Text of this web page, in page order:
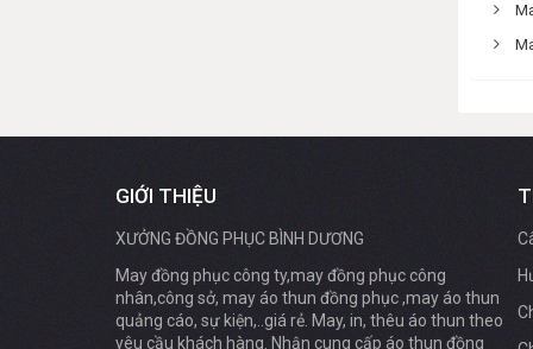
GIỚI THIỆU
XƯỞNG ĐỒNG PHỤC BÌNH DƯƠNG
May đồng phục công ty,may đồng phục công
nhân,công sở, may áo thun đồng phục ,may áo thun
quảng cáo, sự kiện,..giá rẻ. May, in, thêu áo thun theo
yêu cầu khách hàng. Nhận cung cấp áo thun đồng